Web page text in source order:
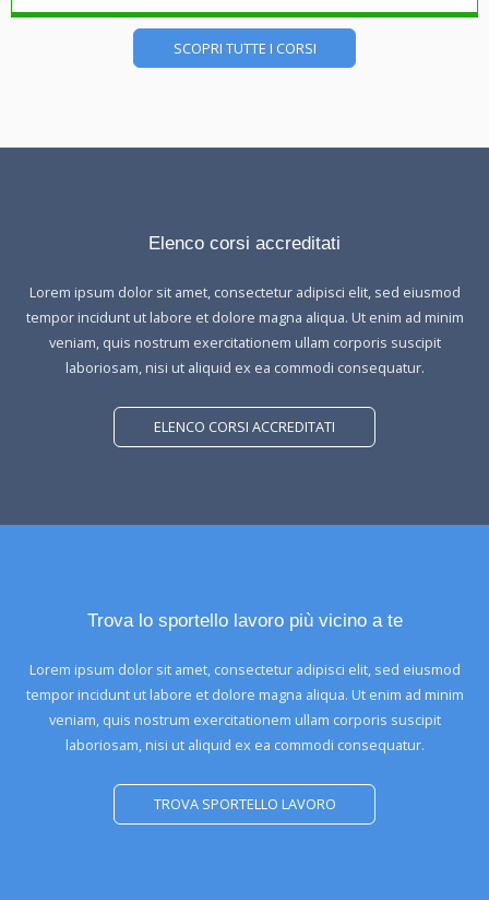
SCOPRI TUTTE I CORSI
Elenco corsi accreditati
Lorem ipsum dolor sit amet, consectetur adipisci elit, sed eiusmod
tempor incidunt ut labore et dolore magna aliqua. Ut enim ad minim
veniam, quis nostrum exercitationem ullam corporis suscipit
laboriosam, nisi ut aliquid ex ea commodi consequatur.
ELENCO CORSI ACCREDITATI
Trova lo sportello lavoro più vicino a te
Lorem ipsum dolor sit amet, consectetur adipisci elit, sed eiusmod
tempor incidunt ut labore et dolore magna aliqua. Ut enim ad minim
veniam, quis nostrum exercitationem ullam corporis suscipit
laboriosam, nisi ut aliquid ex ea commodi consequatur.
TROVA SPORTELLO LAVORO